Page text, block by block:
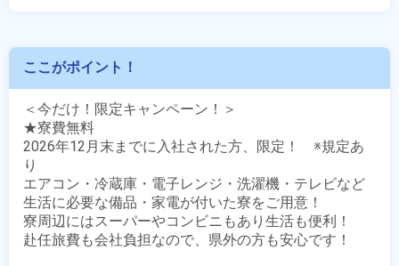
ここがポイント！
＜今だけ！限定キャンペーン！＞
★寮費無料
2026年12月末までに入社された方、限定！　※規定あ
り
エアコン・冷蔵庫・電子レンジ・洗濯機・テレビなど
生活に必要な備品・家電が付いた寮をご用意！
寮周辺にはスーパーやコンビニもあり生活も便利！
赴任旅費も会社負担なので、県外の方も安心です！